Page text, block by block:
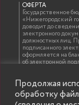
ОФЕРТА
Государственное
«Нижегородский
доводит до
электронного
должностных лиц.
подписанного
оформляется на
об электронной
Продолжая
обработку